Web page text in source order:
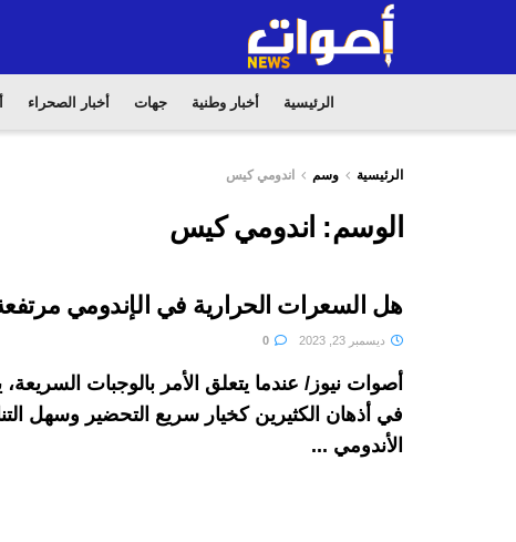
الرئيسية أخبار وطنية جهات أخبار الصحراء
الرئيسية وسم اندومي كيس
الوسم: اندومي كيس
هل السعرات الحرارية في الإندومي
ديسمبر 23, 2023
أصوات نيوز/ عندما يتعلق الأمر بالوجبات السريعة،
في أذهان الكثيرين كخيار سريع التحضير وسهل
الأندومي ...